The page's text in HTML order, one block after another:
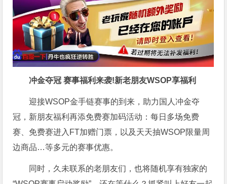
冲金夺冠 赛事福利来袭!新老朋友WSOP享福利
迎接WSOP金手链赛事的到来，助力国人冲金夺
冠，新朋友福利再添免费赛加码活动：每日多场免费
赛、免费赛进入FT加赠门票，以及天天抽WSOP限量周
边商品…等多元的赛事优惠。
同时，久未联系的老朋友们，也将随机享有独家的